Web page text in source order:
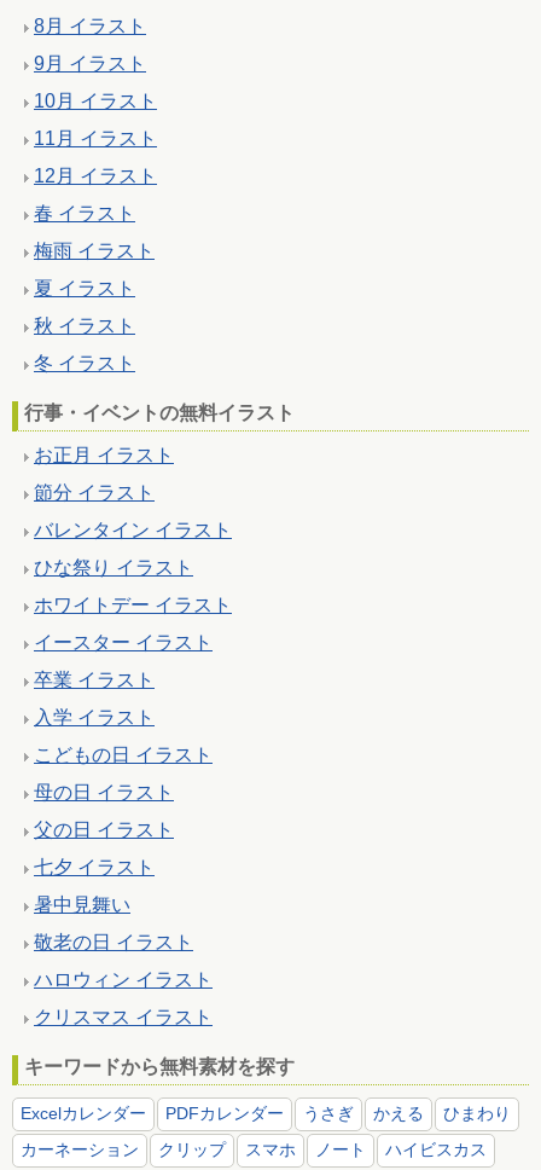
8月 イラスト
9月 イラスト
10月 イラスト
11月 イラスト
12月 イラスト
春 イラスト
梅雨 イラスト
夏 イラスト
秋 イラスト
冬 イラスト
行事・イベントの無料イラスト
お正月 イラスト
節分 イラスト
バレンタイン イラスト
ひな祭り イラスト
ホワイトデー イラスト
イースター イラスト
卒業 イラスト
入学 イラスト
こどもの日 イラスト
母の日 イラスト
父の日 イラスト
七夕 イラスト
暑中見舞い
敬老の日 イラスト
ハロウィン イラスト
クリスマス イラスト
キーワードから無料素材を探す
Excelカレンダー PDFカレンダー うさぎ かえる
ひまわり
カーネーション
クリップ スマホ ノート ハイビスカス